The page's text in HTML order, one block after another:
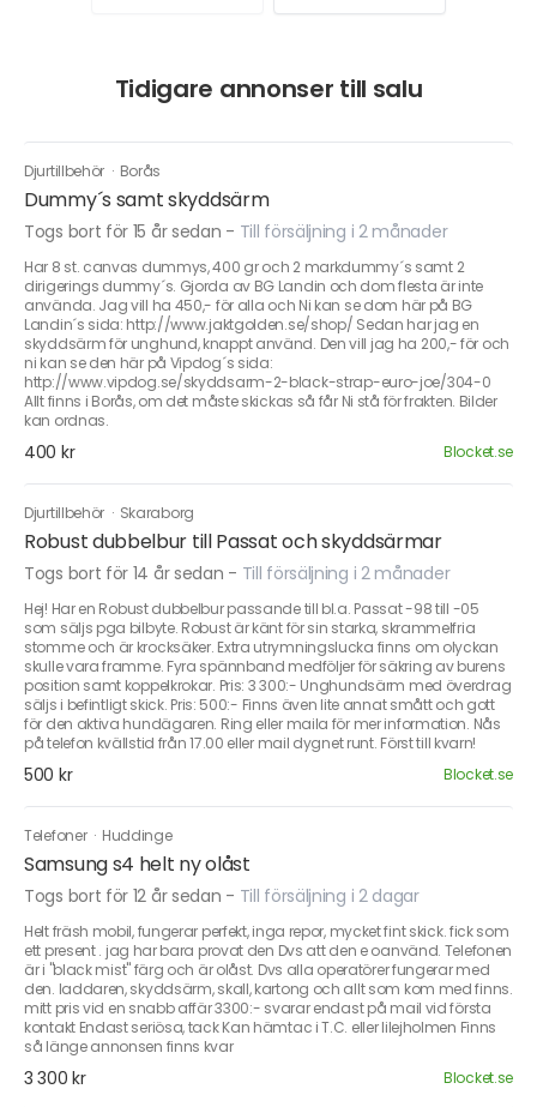
Tidigare annonser till salu
Djurtillbehör · Borås
Dummy´s samt skyddsärm
Togs bort för 15 år sedan - Till försäljning i 2 månader
Har 8 st. canvas dummys, 400 gr och 2 markdummy´s samt 2
dirigerings dummy´s. Gjorda av BG Landin och dom flesta är inte
använda. Jag vill ha 450,- för alla och Ni kan se dom här på BG
Landin´s sida: http://www.jaktgolden.se/shop/ Sedan har jag en
skyddsärm för unghund, knappt använd. Den vill jag ha 200,- för och
ni kan se den här på Vipdog´s sida:
http://www.vipdog.se/skyddsarm-2-black-strap-euro-joe/304-0
Allt finns i Borås, om det måste skickas så får Ni stå för frakten. Bilder
kan ordnas.
400 kr Blocket.se
Djurtillbehör · Skaraborg
Robust dubbelbur till Passat och skyddsärmar
Togs bort för 14 år sedan - Till försäljning i 2 månader
Hej! Har en Robust dubbelbur passande till bl.a. Passat -98 till -05
som säljs pga bilbyte. Robust är känt för sin starka, skrammelfria
stomme och är krocksäker. Extra utrymningslucka finns om olyckan
skulle vara framme. Fyra spännband medföljer för säkring av burens
position samt koppelkrokar. Pris: 3 300:- Unghundsärm med överdrag
säljs i befintligt skick. Pris: 500:- Finns även lite annat smått och gott
för den aktiva hundägaren. Ring eller maila för mer information. Nås
på telefon kvällstid från 17.00 eller mail dygnet runt. Först till kvarn!
500 kr Blocket.se
Telefoner · Huddinge
Samsung s4 helt ny olåst
Togs bort för 12 år sedan - Till försäljning i 2 dagar
Helt fräsh mobil, fungerar perfekt, inga repor, mycket fint skick. fick som
ett present . jag har bara provat den Dvs att den e oanvänd. Telefonen
är i "black mist" färg och är olåst. Dvs alla operatörer fungerar med
den. laddaren, skyddsärm, skall, kartong och allt som kom med finns.
mitt pris vid en snabb affär 3300:- svarar endast på mail vid första
kontakt Endast seriösa, tack Kan hämtac i T.C. eller lilejholmen Finns
så länge annonsen finns kvar
3 300 kr Blocket.se